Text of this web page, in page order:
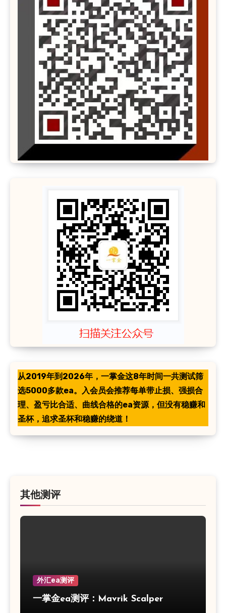
从2019年到2026年，一掌金这8年时间一共测试筛
选5000多款ea。入会员会推荐每单带止损、强损合
理、盈亏比合适、曲线合格的ea资源，但没有稳赚和
圣杯，追求圣杯和稳赚的绕道！
其他测评
外汇ea测评
一掌金ea测评：Mavrik Scalper